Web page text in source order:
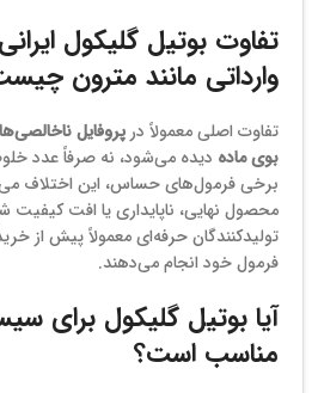
تفاوت بوتیل گلیکول
وارداتی مانند مترون
تفاوت اصلی معمولاً در پروفایل
بوی ماده دیده می‌شود، نه صرفاً عدد
برخی فرمول‌های حساس، این اختلاف
محصول نهایی، ناپایداری یا افت کیفیت
تولیدکنندگان حرفه‌ای معمولاً پیش از
فرمول خود انجام می‌دهند.
آیا بوتیل گلیکول برای
مناسب است؟